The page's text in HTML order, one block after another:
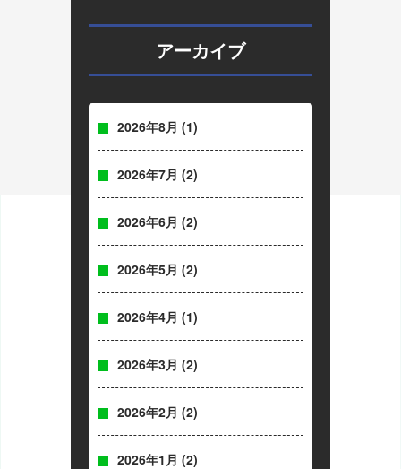
アーカイブ
2026年8月 (1)
2026年7月 (2)
2026年6月 (2)
2026年5月 (2)
2026年4月 (1)
2026年3月 (2)
2026年2月 (2)
2026年1月 (2)